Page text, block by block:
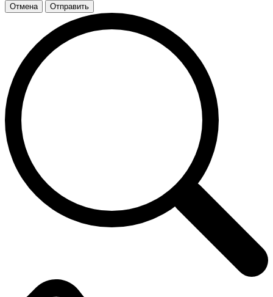
Отмена Отправить